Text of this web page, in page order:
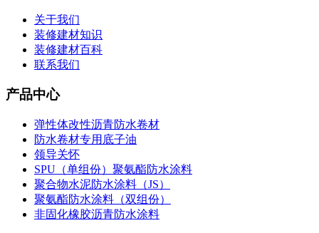
关于我们
装修建材知识
装修建材百科
联系我们
产品中心
弹性体改性沥青防水卷材
防水卷材专用底子油
领导关怀
SPU（单组份）聚氨酯防水涂料
聚合物水泥防水涂料（JS）
聚氨酯防水涂料（双组份）
非固化橡胶沥青防水涂料